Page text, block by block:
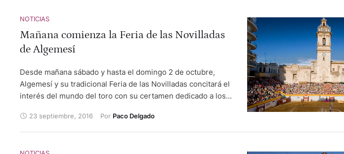
NOTICIAS
Mañana comienza la Feria de las Novilladas
de Algemesí
Desde mañana sábado y hasta el domingo 2 de octubre,
Algemesí y su tradicional Feria de las Novilladas concitará el
interés del mundo del toro con su certamen dedicado a los
23 septiembre, 2016 Por Paco Delgado